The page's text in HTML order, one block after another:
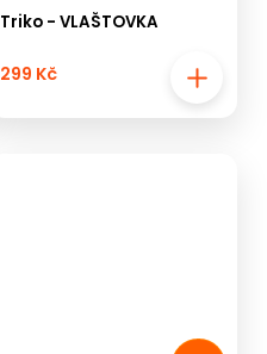
Triko - VLAŠTOVKA
299 Kč